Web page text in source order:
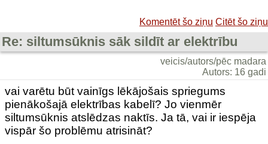
Komentēt šo ziņu Citēt šo ziņu
Re: siltumsūknis sāk sildīt ar elektrību
veicis/autors/pēc madara
Autors: 16 gadi
vai varētu būt vainīgs lēkājošais spriegums
pienākošajā elektrības kabelī? Jo vienmēr
siltumsūknis atslēdzas naktīs. Ja tā, vai ir iespēja
vispār šo problēmu atrisināt?